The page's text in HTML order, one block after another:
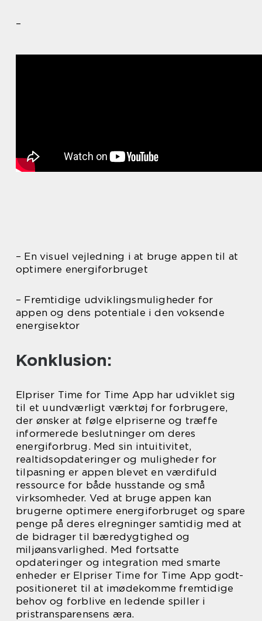
–
– En visuel vejledning i at bruge appen til at
optimere energiforbruget
– Fremtidige udviklingsmuligheder for
appen og dens potentiale i den voksende
energisektor
Konklusion:
Elpriser Time for Time App har udviklet sig
til et uundværligt værktøj for forbrugere,
der ønsker at følge elpriserne og træffe
informerede beslutninger om deres
energiforbrug. Med sin intuitivitet,
realtidsopdateringer og muligheder for
tilpasning er appen blevet en værdifuld
ressource for både husstande og små
virksomheder. Ved at bruge appen kan
brugerne optimere energiforbruget og spare
penge på deres elregninger samtidig med at
de bidrager til bæredygtighed og
miljøansvarlighed. Med fortsatte
opdateringer og integration med smarte
enheder er Elpriser Time for Time App godt-
positioneret til at imødekomme fremtidige
behov og forblive en ledende spiller i
pristransparensens æra.